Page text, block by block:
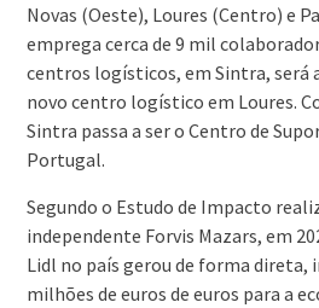
Novas (Oeste), Loures (Centro) e
emprega cerca de 9 mil
centros logísticos, em Sintra, será
novo centro logístico em Loures.
Sintra passa a ser o Centro de
Portugal.
Segundo o Estudo de Impacto
independente Forvis Mazars, em
Lidl no país gerou de forma direta,
milhões de euros de euros para a